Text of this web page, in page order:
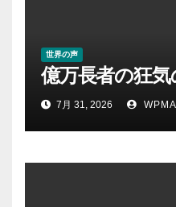
世界の声
億万長者の狂
7月 31, 2026